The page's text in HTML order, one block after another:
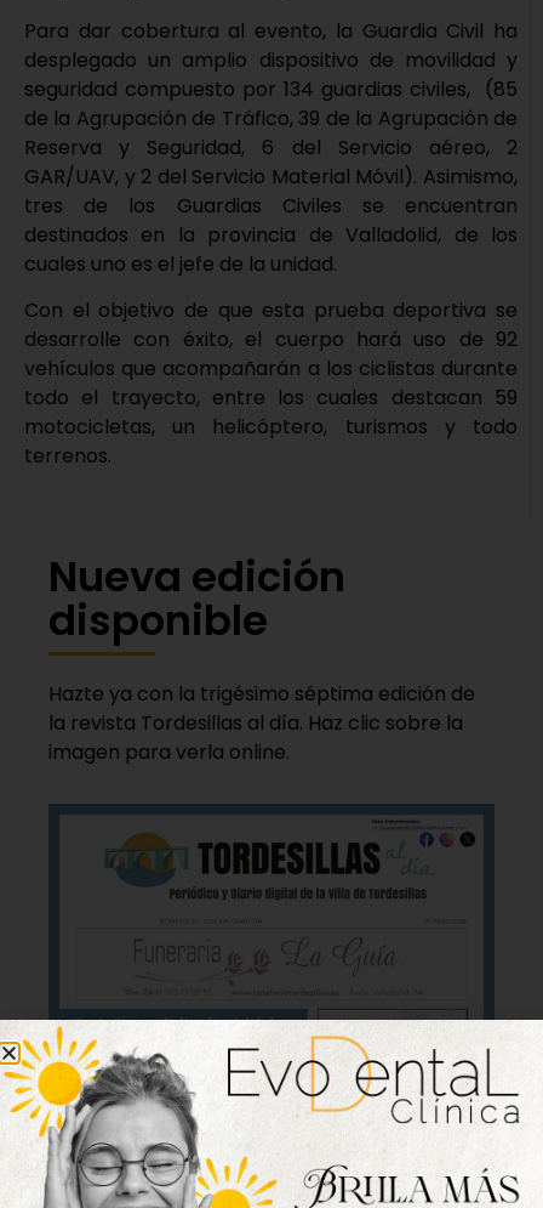
Para dar cobertura al evento, la Guardia Civil ha
desplegado un amplio dispositivo de movilidad y
seguridad compuesto por 134 guardias civiles, (85
de la Agrupación de Tráfico, 39 de la Agrupación de
Reserva y Seguridad, 6 del Servicio aéreo, 2
GAR/UAV, y 2 del Servicio Material Móvil). Asimismo,
tres de los Guardias Civiles se encuentran
destinados en la provincia de Valladolid, de los
cuales uno es el jefe de la unidad.
Con el objetivo de que esta prueba deportiva se
desarrolle con éxito, el cuerpo hará uso de 92
vehículos que acompañarán a los ciclistas durante
todo el trayecto, entre los cuales destacan 59
motocicletas, un helicóptero, turismos y todo
terrenos.
Nueva edición
disponible
Hazte ya con la trigésimo séptima edición de
la revista Tordesillas al día. Haz clic sobre la
imagen para verla online.